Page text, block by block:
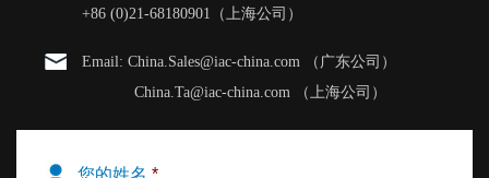
+86 (0)21-68180901（上海公司）
Email: China.Sales@iac-china.com （广东公司）
China.Ta@iac-china.com （上海公司）